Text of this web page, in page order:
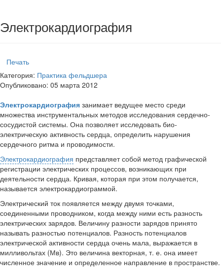
Электрокардиография
Печать
Категория: Практика фельдшера
Опубликовано: 05 марта 2012
Электрокардиография занимает ведущее место среди
множества инструментальных методов исследования сер­дечно-
сосудистой системы. Она позволяет исследовать био­
электрическую активность сердца, определить нарушения
сердечного ритма и проводимости.
Электрокардиография представляет собой метод графи­ческой
регистрации электрических процессов, возникаю­щих при
деятельности сердца. Кривая, которая при этом получается,
называется электрокардиограммой.
Электрический ток появляется между двумя точками,
соединенными проводником, когда между ними есть раз­ность
электрических зарядов. Величину разности зарядов принято
называть разностью потенциалов. Разность по­тенциалов
электрической активности сердца очень мала, выражается в
милливольтах (Мв). Это величина вектор­ная, т. е. она имеет
численное значение и определенное направление в пространстве.